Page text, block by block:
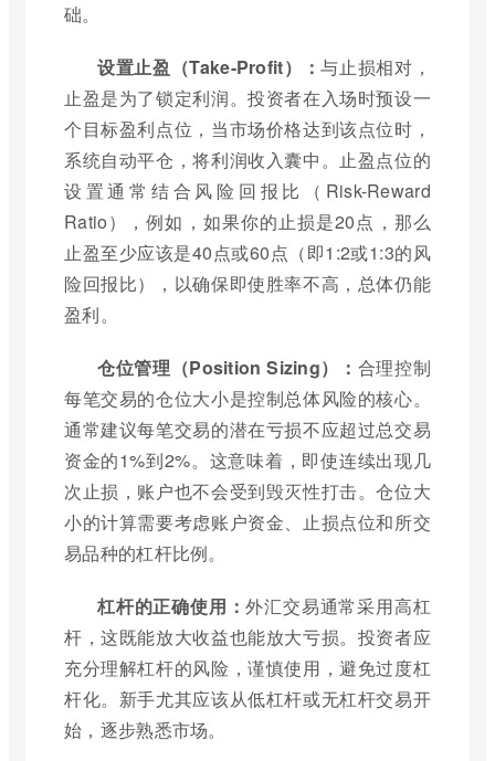
础。
设置止盈（Take-Profit）：与止损相对，
止盈是为了锁定利润。投资者在入场时预设一
个目标盈利点位，当市场价格达到该点位时，
系统自动平仓，将利润收入囊中。止盈点位的
设置通常结合风险回报比（Risk-Reward
Ratio），例如，如果你的止损是20点，那么
止盈至少应该是40点或60点（即1:2或1:3的风
险回报比），以确保即使胜率不高，总体仍能
盈利。
仓位管理（Position Sizing）： 合理控制
每笔交易的仓位大小是控制总体风险的核心。
通常建议每笔交易的潜在亏损不应超过总交易
资金的1%到2%。这意味着，即使连续出现几
次止损，账户也不会受到毁灭性打击。仓位大
小的计算需要考虑账户资金、止损点位和所交
易品种的杠杆比例。
杠杆的正确使用：外汇交易通常采用高杠
杆，这既能放大收益也能放大亏损。投资者应
充分理解杠杆的风险，谨慎使用，避免过度杠
杆化。新手尤其应该从低杠杆或无杠杆交易开
始，逐步熟悉市场。